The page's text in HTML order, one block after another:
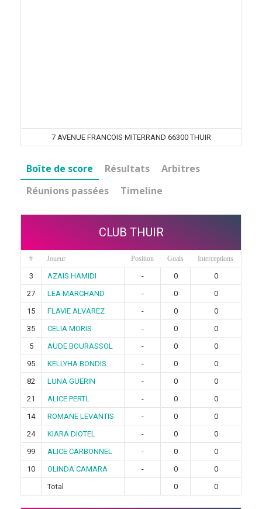
7 AVENUE FRANCOIS MITERRAND 66300 THUIR
Boîte de score Résultats
Arbitres
Réunions passées
Timeline
CLUB THUIR
# Joueur Position Goals Interceptions
3 AZAIS HAMIDI - 0
0
27
LEA MARCHAND - 0
0
15
FLAVIE ALVAREZ - 0
0
35
CELIA MORIS - 0
0
5
AUDE BOURASSOL - 0
0
95
KELLYHA BONDIS - 0
0
82
LUNA GUERIN - 0
0
21
ALICE PERTL - 0
0
14
ROMANE LEVANTIS - 0
0
24
KIARA DIOTEL - 0
0
99
ALICE CARBONNEL - 0
0
10
OLINDA CAMARA - 0
0
Total
0 0